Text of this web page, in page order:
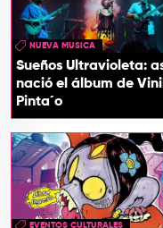
NUEVA MUSICA
Sueños Ultravioleta:
nació el álbum de
Pinta´o
EVENTOS CULTURALES